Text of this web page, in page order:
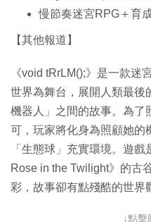
慢節奏迷宮RPG＋育
【其他報道】
《void tRrLM();》是一款迷
世界為舞台，展開人類最後
機器人」之間的故事。為了
可，玩家將化身為照顧她的
「生態球」充實環境。遊
Rose in the Twilight》的古
彩，故事卻有點殘酷的世界
↓點擊